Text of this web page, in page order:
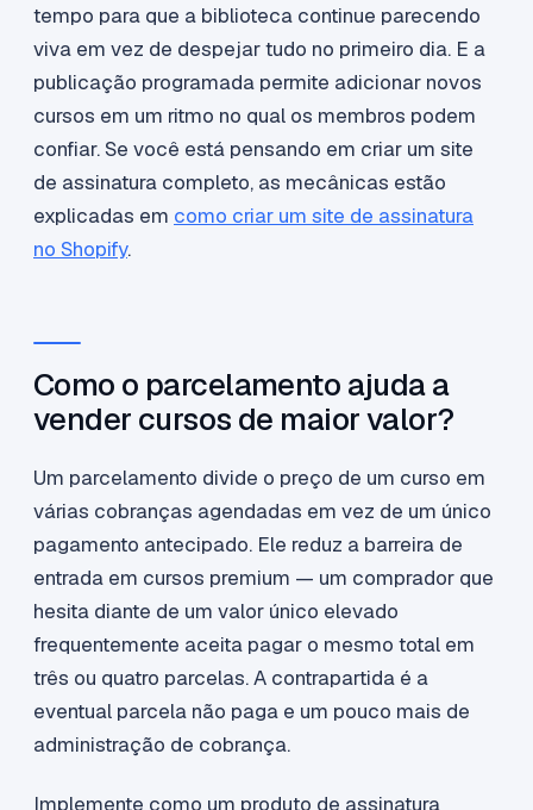
tempo para que a biblioteca continue parecendo
viva em vez de despejar tudo no primeiro dia. E a
publicação programada permite adicionar novos
cursos em um ritmo no qual os membros podem
confiar. Se você está pensando em criar um site
de assinatura completo, as mecânicas estão
explicadas em como criar um site de assinatura
no Shopify.
Como o parcelamento ajuda a
vender cursos de maior valor?
Um parcelamento divide o preço de um curso em
várias cobranças agendadas em vez de um único
pagamento antecipado. Ele reduz a barreira de
entrada em cursos premium — um comprador que
hesita diante de um valor único elevado
frequentemente aceita pagar o mesmo total em
três ou quatro parcelas. A contrapartida é a
eventual parcela não paga e um pouco mais de
administração de cobrança.
Implemente como um produto de assinatura